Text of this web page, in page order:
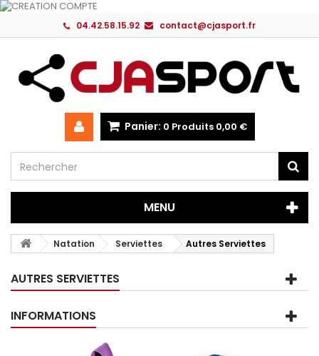
04.42.58.15.92 contact@cjasport.fr
Panier: 0 Produits 0,00 €
MENU
Natation Serviettes Autres Serviettes
AUTRES SERVIETTES
INFORMATIONS